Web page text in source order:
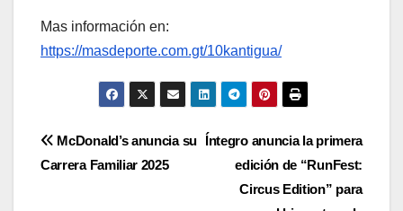
Mas información en:
https://masdeporte.com.gt/10kantigua/
Navegación Íntegro anuncia la primera
edición de “RunFest:
Circus Edition” para
McDonald’s anuncia su
Carrera Familiar 2025